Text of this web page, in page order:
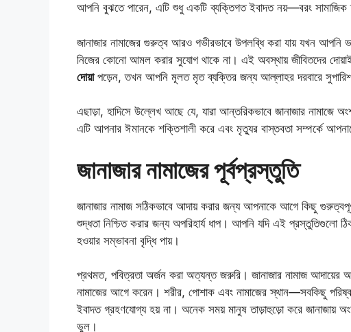
আপনি বুঝতে পারেন, এটি শুধু একটি ব্যক্তিগত ইবাদত নয়—বরং সামাজিক
জানাজার নামাজের গুরুত্ব আরও গভীরভাবে উপলব্ধি করা যায় যখন
নিজের কোনো আমল করার সুযোগ থাকে না। এই অবস্থায় জীবিতদের
দোয়াপড়েন, তখন আপনি মূলত মৃত ব্যক্তির জন্য আল্লাহর দরবারে
এছাড়া, হাদিসে উল্লেখ আছে যে, যারা আন্তরিকভাবে জানাজার নামাজে
এটি আপনার ঈমানকে শক্তিশালী করে এবং মৃত্যুর বাস্তবতা সম্পর্কে
জানাজার নামাজের পূর্বপ্রস্তুতি
জানাজার নামাজ সঠিকভাবে আদায় করার জন্য আপনাকে আগে কিছু
শুদ্ধতা নিশ্চিত করার জন্য অপরিহার্য ধাপ। আপনি যদি এই
হওয়ার সম্ভাবনা বৃদ্ধি পায়।
প্রথমত, পবিত্রতা অর্জন করা অত্যন্ত জরুরি। জানাজার নামাজ
নামাজের আগে করেন। শরীর, পোশাক এবং নামাজের স্থান—সবকিছু
ইবাদত গ্রহণযোগ্য হয় না। অনেক সময় মানুষ তাড়াহুড়ো করে জানাজায়
ভুল।